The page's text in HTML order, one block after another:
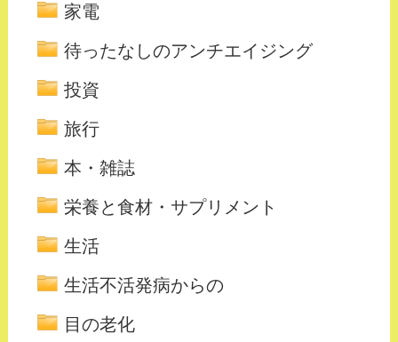
家電
待ったなしのアンチエイジング
投資
旅行
本・雑誌
栄養と食材・サプリメント
生活
生活不活発病からの
目の老化